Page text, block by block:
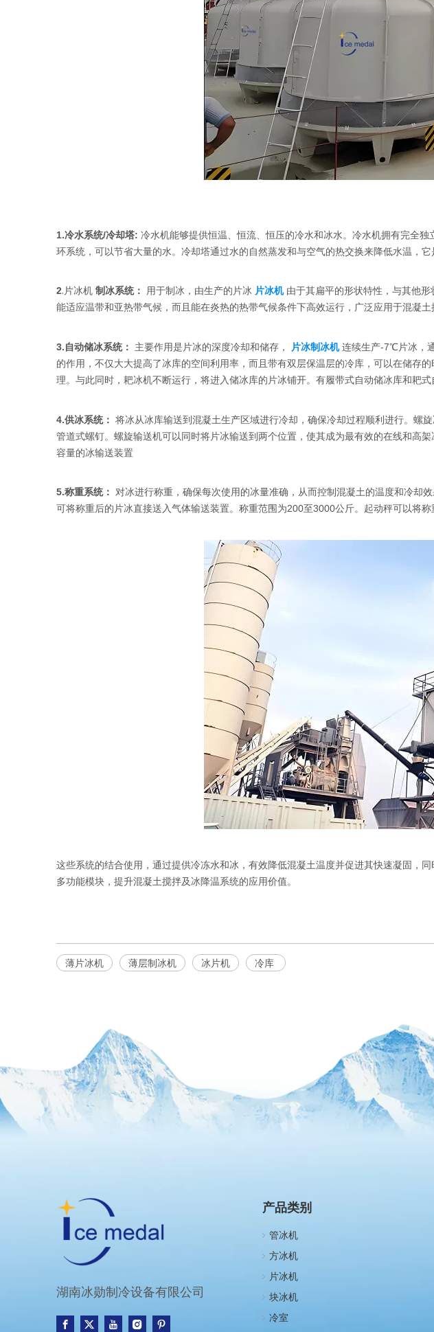
1.冷水系统/冷却塔: 冷水机能够提供恒温、恒流、恒压的冷水和冰水。冷水机拥有完全
环系统，可以节省大量的水。冷却塔通过水的自然蒸发和与空气的热交换来降低水温，
2.片冰机 制冰系统： 用于制冰，由生产的片冰 片冰机由于其扁平的形状特性，与其他形
能适应温带和亚热带气候，而且能在炎热的热带气候条件下高效运行，广泛应用于混凝土
3.自动储冰系统： 主要作用是片冰的深度冷却和储存， 片冰制冰机 连续生产-7℃片冰，
的作用，不仅大大提高了冰库的空间利用率，而且带有双层保温层的冷库，可以在储
理。与此同时，耙冰机不断运行，将进入储冰库的片冰铺开。有履带式自动储冰库和耙式
4.供冰系统： 将冰从冰库输送到混凝土生产区域进行冷却，确保冷却过程顺利进行。螺
管道式螺钉。螺旋输送机可以同时将片冰输送到两个位置，使其成为最有效的在线和高
容量的冰输送装置
5.称重系统：
对冰进行称重，确保每次使用的冰量准确，从而控制混凝土的温度和冷却
可将称重后的片冰直接送入气体输送装置。称重范围为200至3000公斤。起动秤可以将
这些系统的结合使用，通过提供冷冻水和冰，有效降低混凝土温度并促进其快速凝固，
多功能模块，提升混凝土搅拌及冰降温系统的应用价值。
薄片冰机 薄层制冰机 冰片机 冷库
湖南冰勋制冷设备有限公司
产品类别
管冰机
方冰机
片冰机
块冰机
冷室